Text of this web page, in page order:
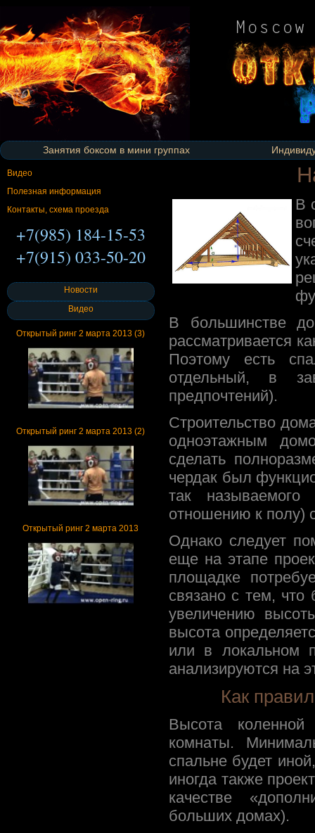
Занятия боксом в мини группах
Видео
Полезная информация
Контакты, схема проезда
+7(985) 184-15-53
+7(915) 033-50-20
Новости
Видео
Открытый ринг 2 марта 2013 (3)
Открытый ринг 2 марта 2013 (2)
Открытый ринг 2 марта 2013
В
В большинстве
рассматривается
Поэтому есть
отдельный, в
предпочтений).
Строительство
одноэтажным
сделать
чердак был
так
отношению к полу)
Однако следует
еще на этапе
площадке
связано с тем,
увеличению
высота
или в локальном
анализируются на
Как
Высота
комнаты.
спальне будет
иногда также
качестве
больших домах).